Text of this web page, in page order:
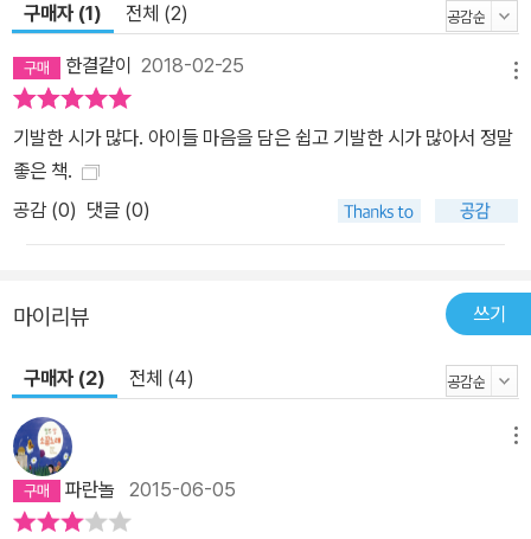
해 거꾸로 가장 다양한 가능성이 열리기 때문이다. 이 혁명적인 에너
아동문학평론가 원종찬은 해설에서 권오삼의 동시가 기반한 시 세계
를 ‘아이들이 다시 찾아드는 동시의 원점’이라 말했다. “언제나 어린
이와 마주하고 있었”던 “동요 황금기”에 비해 현재의 동시는 “정작
어린이의 요구를 지나치는 안일함에 익숙해져 있었”기에 위기를 맞
이했다는 것이다. 그는 동시인 권오삼이 20세기와 21세기의 한국 동
시단을 관통하면서 양쪽 모두에 남긴 뚜렷한 자취에 주목한다. “전환
의 긴장을 잃어버린 채 문단의 ‘얼굴마담’에 그치는 수가 적지 않다.
호흡하지 못하는 경우는 비일비재하다. 하지만 권오삼 시인은 달랐
다. 새 세기에 들어와서 더욱 왕성한 활동력을 자랑하고 있을 뿐만 아
니라, 젊은 평단의 입에 오르내리며 발랄한 문학적 성취를 이뤄 내고
있다. 정말이지 보기 드문 예라 하지 않을 수 없다.” _원종찬 진정한
친구의 필요충분조건 과자 봉지 중에서 제일 얄미운 봉지는 배불뚝이
구매자 (1) 전체 (2)
한결같이 2018-02-25
기발한 시가 많다. 아이들 마음을 담은 쉽고 기발한 시가 많아서 정말
좋은 책.
공감 (0) 댓글 (0)
마이리뷰 쓰기
구매자 (2) 전체 (4)
파란놀 2015-06-05